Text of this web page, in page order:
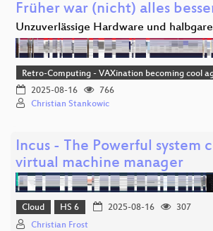
Früher war (nicht) alles
Unzuverlässige Hardware und
Retro-Computing - VAXination becoming cool
2025-08-16
766
Christian Stankowic
Incus - The Powerful system
virtual machine manager
Cloud HS 6 2025-08-16
307
Christian Frost